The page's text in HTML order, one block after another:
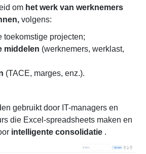
om het werk van werknemers
volgens:
toekomstige projecten;
middelen (werknemers, werklast,
(TACE, marges, enz.).
gebruikt door IT-managers en
die Excel-spreadsheets maken en
intelligente consolidatie .